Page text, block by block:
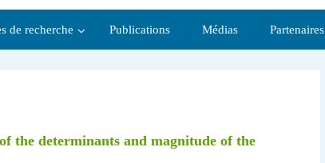
de recherche Publications Médias Partenaires
the determinants and magnitude of the